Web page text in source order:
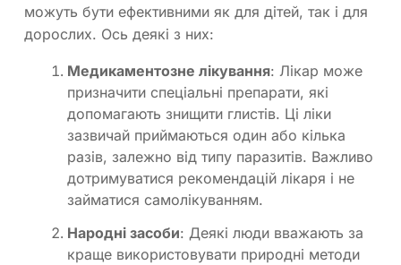
можуть бути ефективними як для дітей, так і для
дорослих. Ось деякі з них:
Медикаментозне лікування: Лікар може
призначити спеціальні препарати, які
допомагають знищити глистів. Ці ліки
зазвичай приймаються один або кілька
разів, залежно від типу паразитів. Важливо
дотримуватися рекомендацій лікаря і не
займатися самолікуванням.
Народні засоби: Деякі люди вважають за
краще використовувати природні методи